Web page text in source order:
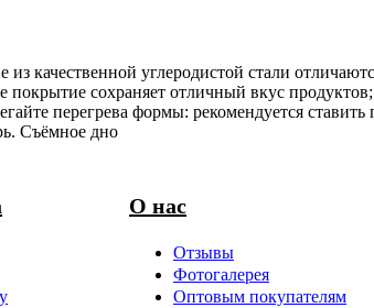
качественной углеродистой стали
сохраняет отличный вкус
перегрева формы: рекомендуется
Съёмное дно
О нас
Отзывы
Фотогалерея
Оптовым покупателям